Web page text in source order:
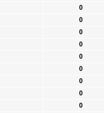
0
0
0
0
0
0
0
0
0